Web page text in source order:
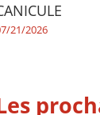
21/2026